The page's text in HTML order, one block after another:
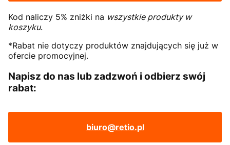
Kod naliczy 5% zniżki na wszystkie produkty w
koszyku.
*Rabat nie dotyczy produktów znajdujących się już w
ofercie promocyjnej.
Napisz do nas lub zadzwoń i odbierz swój
rabat:
biuro@retio.pl